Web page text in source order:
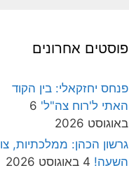
פוסטים אחרונים
פנחס יחזקאלי: בין הקוד
האתי ל'רוח צה"ל' 6
באוגוסט 2026
גרשון הכהן: ממלכתיות, צו
השעה! 4 באוגוסט 2026